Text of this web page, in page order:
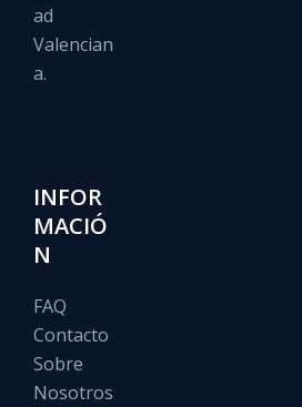
ad
Valencian
a.
INFOR
MACIÓ
N
FAQ
Contacto
Sobre
Nosotros